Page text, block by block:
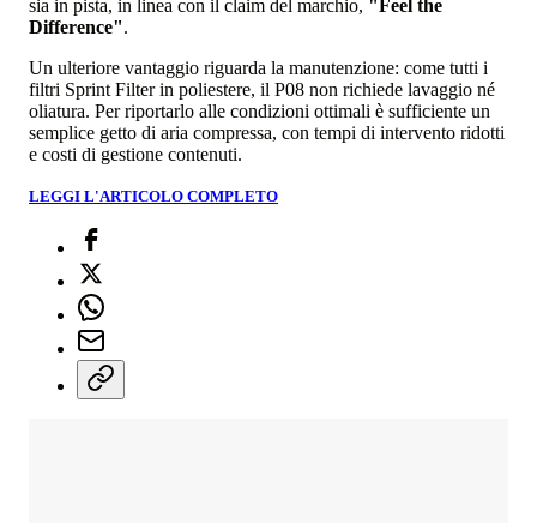
sia in pista, in linea con il claim del marchio, "Feel the
Difference".
Un ulteriore vantaggio riguarda la manutenzione: come tutti i
filtri Sprint Filter in poliestere, il P08 non richiede lavaggio né
oliatura. Per riportarlo alle condizioni ottimali è sufficiente un
semplice getto di aria compressa, con tempi di intervento ridotti
e costi di gestione contenuti.
LEGGI L'ARTICOLO COMPLETO